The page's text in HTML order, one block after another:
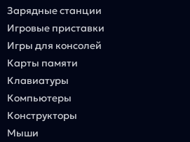
Зарядные станции
Игровые приставки
Игры для консолей
Карты памяти
Клавиатуры
Компьютеры
Конструкторы
Мыши